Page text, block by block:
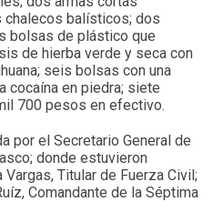
chalecos balísticos; dos
bolsas de plástico que
de hierba verde y seca con
seis bolsas con una
cocaína en piedra; siete
700 pesos en efectivo.
por el Secretario General de
donde estuvieron
Titular de Fuerza Civil;
Comandante de la Séptima